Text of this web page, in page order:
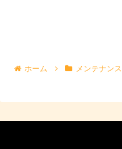
ホーム メンテナンス